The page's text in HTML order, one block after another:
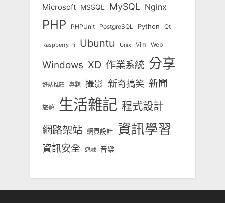
Microsoft MSSQL MySQL Nginx
PHP PHPUnit PostgreSQL Python Qt
Raspberry Pi Ubuntu Unix Vim Web
Windows XD 作業系統 分享
好站推薦 專題 攝影 新奇搞笑 新聞
旅遊 生活雜記 程式設計
網路架站 網頁設計 資訊學習
資訊安全 遊戲 音樂